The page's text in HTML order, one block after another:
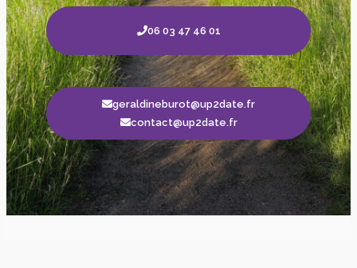
06 03 47 46 01
geraldineburot@up2date.fr
contact@up2date.fr